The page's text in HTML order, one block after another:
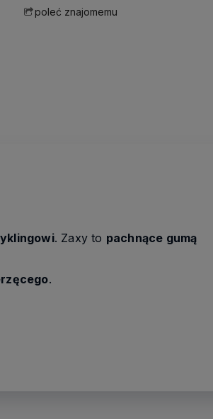
poleć znajomemu
. Zaxy to pachnące gumą
.